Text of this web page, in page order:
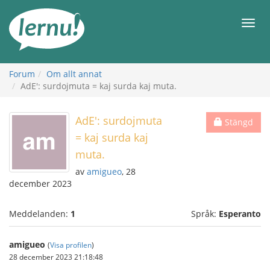
sidans
innehåll
Meny
Forum
Om allt annat
AdE': surdojmuta = kaj surda kaj muta.
Stängd
AdE': surdojmuta
= kaj surda kaj
muta.
av amigueo, 28
december 2023
Meddelanden: 1 Språk: Esperanto
amigueo (Visa profilen)
28 december 2023 21:18:48